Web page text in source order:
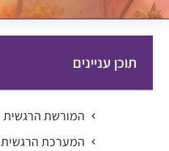
תוכן עניינים
המורשת הרגשית
המערכת הרגשית